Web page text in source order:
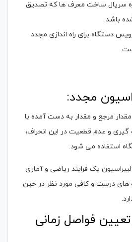
سریال ساخت معرف ها که تصدیق
باشد.
دستگاه برای راه اندازی مجدد
مجدد:
مقدار مرجع و مقدار به دست آمده با
گیری و عدم قطعیت در این انحراف،
استفاده می شود.
یک فرایند ریاضی و آماری
های درست و کافی مورد نظر در حین
فواصل زمانی